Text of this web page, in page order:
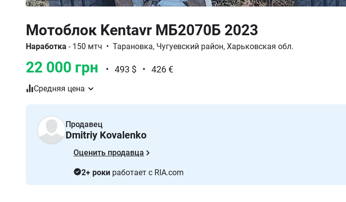
Мотоблок Kentavr МБ2070Б 2023
Наработка - 150 мтч • Тарановка, Чугуевский район, Харьковская обл.
22 000 грн • 493 $ • 426 €
Средняя цена
Продавец
Dmitriy Kovalenko
Оценить продавца
2+ роки работает с RIA.com